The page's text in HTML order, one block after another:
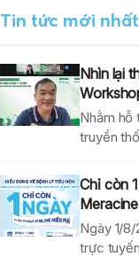
Tin tức mới nhất
Nhìn lại
Nhằm hỗ
truyền
Chỉ còn
Ngày 1/
trực